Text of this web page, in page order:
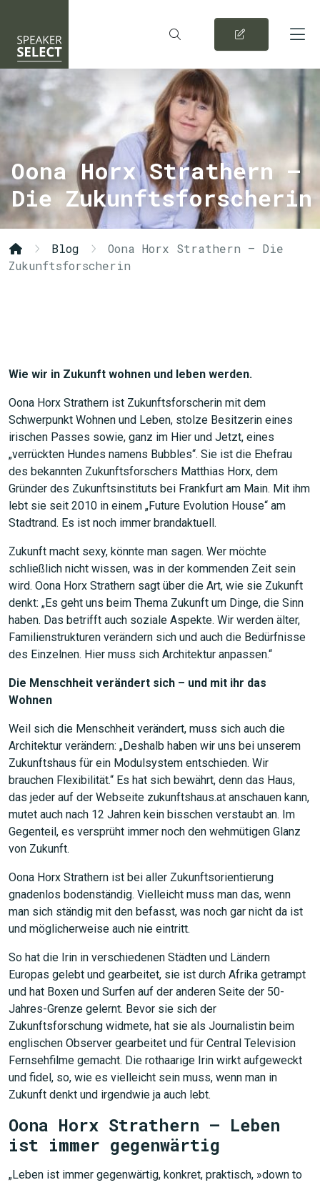
Oona Horx Strathern –
Die Zukunftsforscherin
Blog
Oona Horx Strathern – Die
Zukunftsforscherin
Wie wir in Zukunft wohnen und leben werden.
Oona Horx Strathern ist Zukunftsforscherin mit dem
Schwerpunkt Wohnen und Leben, stolze Besitzerin eines
irischen Passes sowie, ganz im Hier und Jetzt, eines
„verrückten Hundes namens Bubbles“. Sie ist die Ehefrau
des bekannten Zukunftsforschers Matthias Horx, dem
Gründer des Zukunftsinstituts bei Frankfurt am Main. Mit ihm
lebt sie seit 2010 in einem „Future Evolution House“ am
Stadtrand. Es ist noch immer brandaktuell.
Zukunft macht sexy, könnte man sagen. Wer möchte
schließlich nicht wissen, was in der kommenden Zeit sein
wird. Oona Horx Strathern sagt über die Art, wie sie Zukunft
denkt: „Es geht uns beim Thema Zukunft um Dinge, die Sinn
haben. Das betrifft auch soziale Aspekte. Wir werden älter,
Familienstrukturen verändern sich und auch die Bedürfnisse
des Einzelnen. Hier muss sich Architektur anpassen.“
Die Menschheit verändert sich – und mit ihr das
Wohnen
Weil sich die Menschheit verändert, muss sich auch die
Architektur verändern: „Deshalb haben wir uns bei unserem
Zukunftshaus für ein Modulsystem entschieden. Wir
brauchen Flexibilität.“ Es hat sich bewährt, denn das Haus,
das jeder auf der Webseite zukunftshaus.at anschauen kann,
mutet auch nach 12 Jahren kein bisschen verstaubt an. Im
Gegenteil, es versprüht immer noch den wehmütigen Glanz
von Zukunft.
Oona Horx Strathern ist bei aller Zukunftsorientierung
gnadenlos bodenständig. Vielleicht muss man das, wenn
man sich ständig mit den befasst, was noch gar nicht da ist
und möglicherweise auch nie eintritt.
So hat die Irin in verschiedenen Städten und Ländern
Europas gelebt und gearbeitet, sie ist durch Afrika getrampt
und hat Boxen und Surfen auf der anderen Seite der 50-
Jahres-Grenze gelernt. Bevor sie sich der
Zukunftsforschung widmete, hat sie als Journalistin beim
englischen Observer gearbeitet und für Central Television
Fernsehfilme gemacht. Die rothaarige Irin wirkt aufgeweckt
und fidel, so, wie es vielleicht sein muss, wenn man in
Zukunft denkt und irgendwie ja auch lebt.
Oona Horx Strathern – Leben
ist immer gegenwärtig
„Leben ist immer gegenwärtig, konkret, praktisch, »down to